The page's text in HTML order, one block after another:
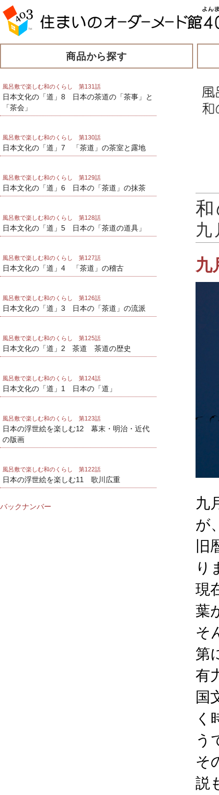
商品から探す
風呂敷で楽しむ和のくらし 第131話
日本文化の「道」8 日本の茶道の「茶事」と
「茶会」
風呂敷で楽しむ和のくらし 第130話
日本文化の「道」7 「茶道」の茶室と露地
風呂敷で楽しむ和のくらし 第129話
日本文化の「道」6 日本の「茶道」の抹茶
風呂敷で楽しむ和のくらし 第128話
日本文化の「道」5 日本の「茶道の道具」
風呂敷で楽しむ和のくらし 第127話
日本文化の「道」4 「茶道」の稽古
風呂敷で楽しむ和のくらし 第126話
日本文化の「道」3 日本の「茶道」の流派
風呂敷で楽しむ和のくらし 第125話
日本文化の「道」2 茶道 茶道の歴史
風呂敷で楽しむ和のくらし 第124話
日本文化の「道」1 日本の「道」
風呂敷で楽しむ和のくらし 第123話
日本の浮世絵を楽しむ12 幕末・明治・近代
の版画
風呂敷で楽しむ和のくらし 第122話
日本の浮世絵を楽しむ11 歌川広重
バックナンバー
九
九
が
旧
り
現
葉
そ
第
有
国
く
う
そ
説